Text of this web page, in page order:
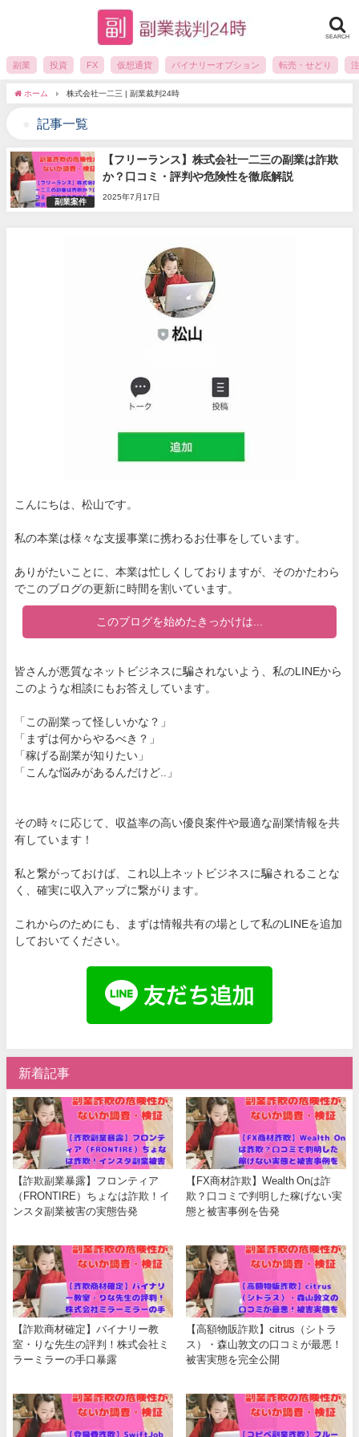
SEARCH
副業 投資 FX 仮想通貨 バイナリーオプション 転売・せどり
ホーム 株式会社一二三 | 副業裁判24時
記事一覧
副業案件
【フリーランス】株式会社一二三の副業は詐欺
か？口コミ・評判や危険性を徹底解説
2025年7月17日
こんにちは、松山です。
私の本業は様々な支援事業に携わるお仕事をしています。
ありがたいことに、本業は忙しくしておりますが、そのかたわら
でこのブログの更新に時間を割いています。
このブログを始めたきっかけは...
皆さんが悪質なネットビジネスに騙されないよう、私のLINEから
このような相談にもお答えしています。
「この副業って怪しいかな？」
「まずは何からやるべき？」
「稼げる副業が知りたい」
「こんな悩みがあるんだけど..」
その時々に応じて、収益率の高い優良案件や最適な副業情報を共
有しています！
私と繋がっておけば、これ以上ネットビジネスに騙されることな
く、確実に収入アップに繋がります。
これからのためにも、まずは情報共有の場として私のLINEを追加
しておいてください。
新着記事
【詐欺副業暴露】フロンティア
（FRONTIRE）ちょなは詐欺！イ
ンスタ副業被害の実態告発
【FX商材詐欺】Wealth Onは詐
欺？口コミで判明した稼げない実
態と被害事例を告発
【詐欺商材確定】バイナリー教
室・りな先生の評判！株式会社ミ
ラーミラーの手口暴露
【高額物販詐欺】citrus（シトラ
ス）・森山敦文の口コミが最悪！
被害実態を完全公開